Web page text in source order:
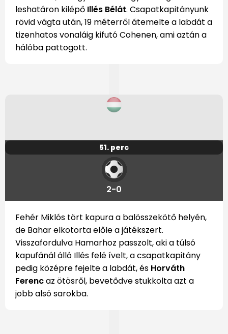
leshatáron kilépő Illés Bélát. Csapatkapitányunk
rövid vágta után, 19 méterről átemelte a labdát a
tizenhatos vonaláig kifutó Cohenen, ami aztán a
hálóba pattogott.
51. perc
2-0
Fehér Miklós tört kapura a balösszekötő helyén,
de Bahar elkotorta előle a játékszert.
Visszafordulva Hamarhoz passzolt, aki a túlsó
kapufánál álló Illés felé ívelt, a csapatkapitány
pedig középre fejelte a labdát, és Horváth
Ferencaz ötösről, bevetődve stukkolta azt a
jobb alsó sarokba.